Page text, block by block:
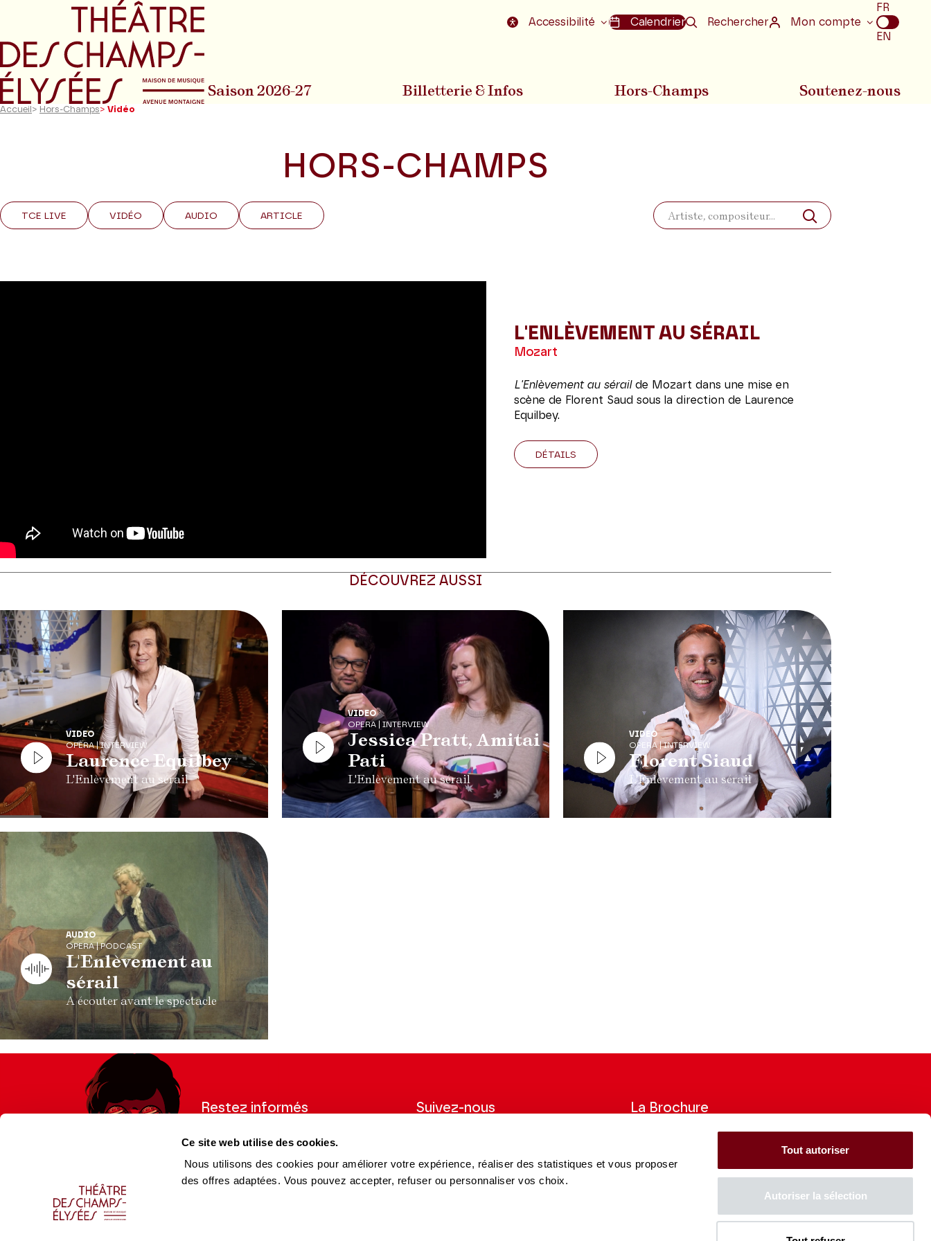
Ce site web utilise des cookies.
Nous utilisons des cookies pour améliorer votre expérience, réaliser des statistiques et vous proposer
des offres adaptées. Vous pouvez accepter, refuser ou personnaliser vos choix.
Tout autoriser
Autoriser la sélection
Aller au menu principal Aller au pied de la page Accessibilité Calendrier Rechercher Mon compte
Choix
de
la
FR
EN
Saison 2026-27 Billetterie & Infos Hors-Champs Soutenez-nous
Accueil > Hors-Champs> Vidéo
HORS-CHAMPS
TCE LIVE VIDÉO AUDIO ARTICLE
Rechercher
L'ENLÈVEMENT AU SÉRAIL
Mozart
L'Enlèvement au sérail de Mozart dans une mise en
scène de Florent Saud sous la direction de Laurence
Equilbey.
DÉTAILS
DÉCOUVREZ AUSSI
VIDEO
OPERA | INTERVIEW
Laurence Equilbey
L'Enlèvement au sérail
VIDEO
OPERA | INTERVIEW
Jessica Pratt, Amitai
Pati
L'Enlèvement au sérail
VIDEO
OPERA | INTERVIEW
Florent Siaud
L'Enlèvement au sérail
AUDIO
OPERA | PODCAST
L'Enlèvement au
sérail
A écouter avant le spectacle
Restez informés
recevoir les informations du Théâtre.
S'INSCRIRE
Suivez-nous
FacebookInstagram
Tik YoutubeLinkedin
La Brochure
Consultez la Brochure 2026-27